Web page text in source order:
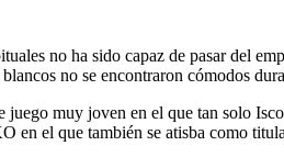
no ha sido capaz de pasar del
no se encontraron cómodos
muy joven en el que tan solo
en el que también se atisba como